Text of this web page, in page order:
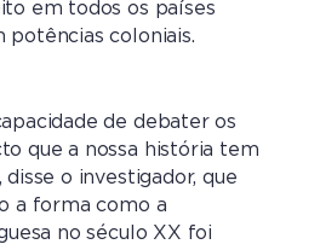
em todos os países
potências coloniais.
de debater os
que a nossa história tem
o investigador, que
a forma como a
no século XX foi